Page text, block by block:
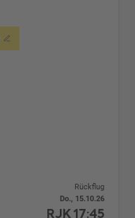
Rückflug
Do., 15.10.26
RJK17:45